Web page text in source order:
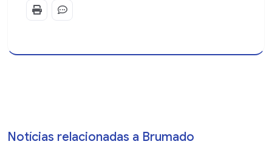
Notícias relacionadas a Brumado